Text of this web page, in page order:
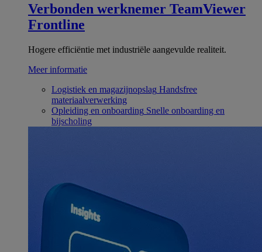
Verbonden werknemer TeamViewer
Frontline
Hogere efficiëntie met industriële aangevulde realiteit.
Meer informatie
Logistiek en magazijnopslag Handsfree
materiaalverwerking
Opleiding en onboarding Snelle onboarding en
bijscholing